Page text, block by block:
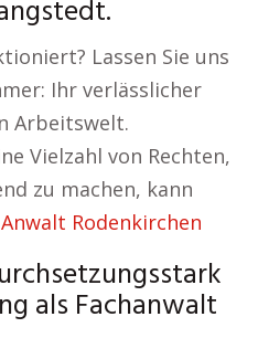
Lassen Sie uns
Ihr verlässlicher
Arbeitswelt.
Vielzahl von Rechten,
zu machen, kann
Anwalt Rodenkirchen
als Fachanwalt